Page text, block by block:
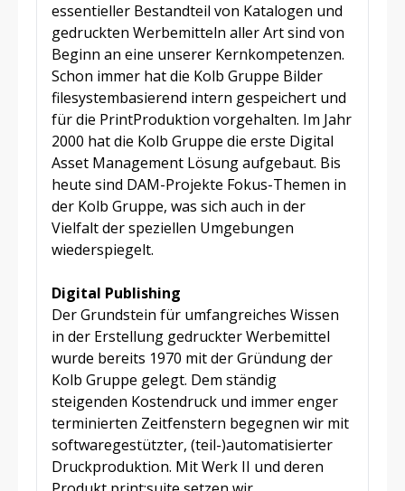
essentieller Bestandteil von Katalogen und
gedruckten Werbemitteln aller Art sind von
Beginn an eine unserer Kernkompetenzen.
Schon immer hat die Kolb Gruppe Bilder
filesystembasierend intern gespeichert und
für die PrintProduktion vorgehalten. Im Jahr
2000 hat die Kolb Gruppe die erste Digital
Asset Management Lösung aufgebaut. Bis
heute sind DAM-Projekte Fokus-Themen in
der Kolb Gruppe, was sich auch in der
Vielfalt der speziellen Umgebungen
wiederspiegelt.
Digital Publishing
Der Grundstein für umfangreiches Wissen
in der Erstellung gedruckter Werbemittel
wurde bereits 1970 mit der Gründung der
Kolb Gruppe gelegt. Dem ständig
steigenden Kostendruck und immer enger
terminierten Zeitfenstern begegnen wir mit
softwaregestützter, (teil-)automatisierter
Druckproduktion. Mit Werk II und deren